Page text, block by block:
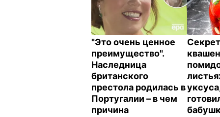
"Это очень ценное
преимущество".
Наследница
британского
престола родилась в
Португалии – в чем
причина